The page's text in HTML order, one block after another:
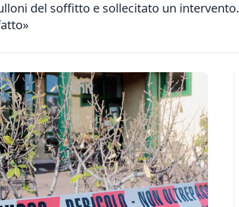
del soffitto e sollecitato un intervento.